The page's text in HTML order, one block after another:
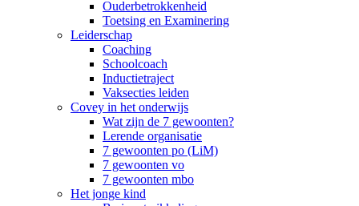
Ouderbetrokkenheid
Toetsing en Examinering
Leiderschap
Coaching
Schoolcoach
Inductietraject
Vaksecties leiden
Covey in het onderwijs
Wat zijn de 7 gewoonten?
Lerende organisatie
7 gewoonten po (LiM)
7 gewoonten vo
7 gewoonten mbo
Het jonge kind